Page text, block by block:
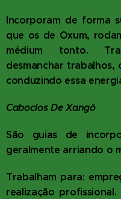
Incorporam de forma
que os de Oxum,
médium tonto.
desmanchar trabalhos,
conduzindo essa
Caboclos De Xangô
São guias de
geralmente arriando o
Trabalham para:
realização